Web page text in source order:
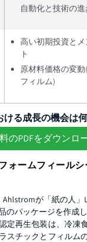
自動化と技術の
高い初期投資と
ト
原材料価格の変動
フィルム)
ける成長の機会は
のPDFをダウンロ
ォームフィール
Ahlstromが「紙の人」
のパッケージを作成
定再生包装は、冷凍
スチックとフィルム